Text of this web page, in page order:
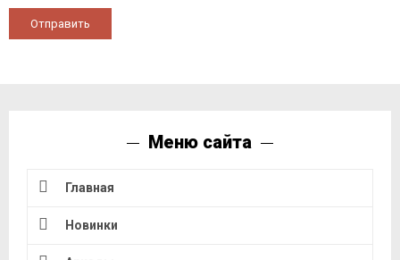
Отправить
Меню сайта
Главная
Новинки